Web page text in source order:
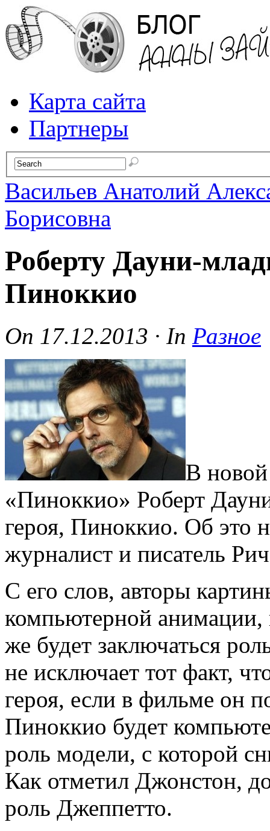
Карта сайта
Партнеры
Васильев Анатолий
Борисовна
Роберту Дауни-
Пиноккио
On 17.12.2013 · In Разное
В новой
«Пиноккио» Роберт
героя, Пиноккио. Об это
журналист и писатель
С его слов, авторы
компьютерной
же будет заключаться
не исключает тот факт,
героя, если в фильме он
Пиноккио будет
роль модели, с которой
Как отметил Джонстон,
роль Джеппетто.